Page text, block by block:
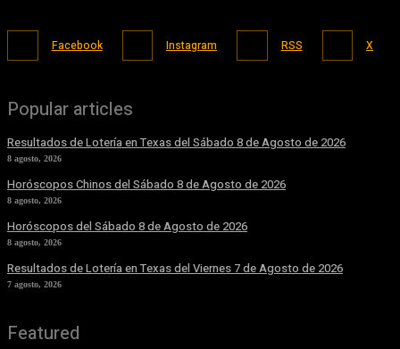
Facebook Instagram RSS X
Popular articles
Resultados de Lotería en Texas del Sábado 8 de Agosto de 2026
8 agosto, 2026
Horóscopos Chinos del Sábado 8 de Agosto de 2026
8 agosto, 2026
Horóscopos del Sábado 8 de Agosto de 2026
8 agosto, 2026
Resultados de Lotería en Texas del Viernes 7 de Agosto de 2026
7 agosto, 2026
Featured